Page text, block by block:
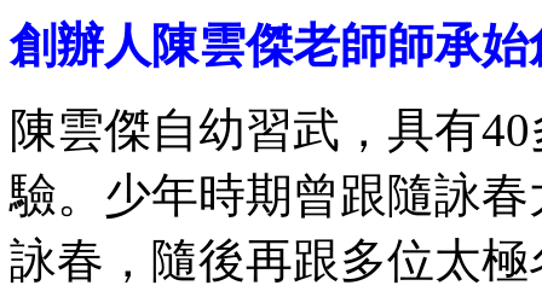
創辦人陳雲傑老師師承
陳雲傑自幼習武，具有
驗。少年時期曾跟隨詠
詠春，隨後再跟多位太